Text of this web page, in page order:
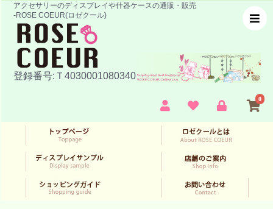
アクセサリーのディスプレイや什器ケースの通販・販売
-ROSE COEUR(ロゼクール)
登録番号:Ｔ4030001080340
0